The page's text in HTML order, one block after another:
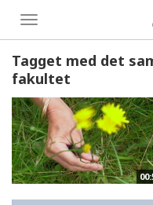
Toggle
menu
Tagget med det
fakultet